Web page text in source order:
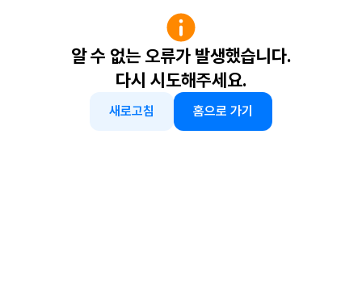
알 수 없는 오류가 발생했습니다.
다시 시도해주세요.
새로고침 홈으로 가기